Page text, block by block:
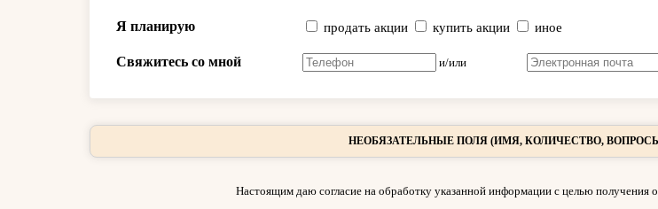
Я планирую продать акции купить акции иное
Свяжитесь со мной и/или
НЕОБЯЗАТЕЛЬНЫЕ ПОЛЯ (ИМЯ, КОЛИЧЕСТВО,
Настоящим даю согласие на обработку указанной информации с целью получения